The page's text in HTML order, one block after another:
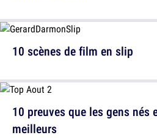
10 scènes de film en slip
10 preuves que les gens nés
meilleurs